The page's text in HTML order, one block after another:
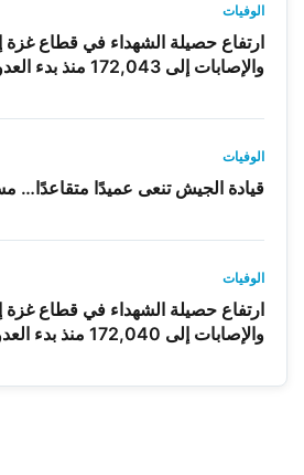
الوفيات
والإصابات إلى 172,043 منذ بدء العدوان
الوفيات
قيادة الجيش تنعى عميدًا متقاعدًا…
الوفيات
والإصابات إلى 172,040 منذ بدء العدوان